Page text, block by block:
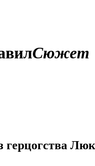
Сюжет